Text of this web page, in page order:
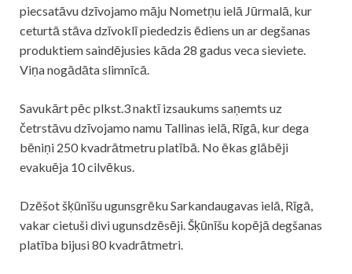
piecsatāvu dzīvojamo māju Nometņu ielā Jūrmalā, kur
ceturtā stāva dzīvoklī piededzis ēdiens un ar degšanas
produktiem saindējusies kāda 28 gadus veca sieviete.
Viņa nogādāta slimnīcā.
Savukārt pēc plkst.3 naktī izsaukums saņemts uz
četrstāvu dzīvojamo namu Tallinas ielā, Rīgā, kur dega
bēniņi 250 kvadrātmetru platībā. No ēkas glābēji
evakuēja 10 cilvēkus.
Dzēšot šķūnīšu ugunsgrēku Sarkandaugavas ielā, Rīgā,
vakar cietuši divi ugunsdzēsēji. Šķūnīšu kopējā degšanas
platība bijusi 80 kvadrātmetri.